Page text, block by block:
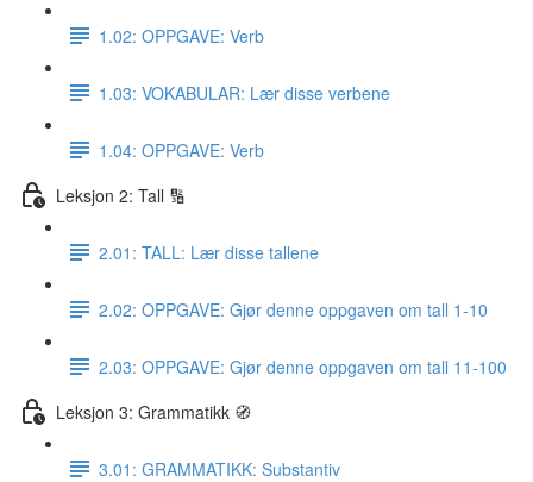
1.02: OPPGAVE: Verb
1.03: VOKABULAR: Lær disse verbene
1.04: OPPGAVE: Verb
Leksjon 2: Tall 🔢
2.01: TALL: Lær disse tallene
2.02: OPPGAVE: Gjør denne oppgaven om tall 1-10
2.03: OPPGAVE: Gjør denne oppgaven om tall 11-100
Leksjon 3: Grammatikk 🧭
3.01: GRAMMATIKK: Substantiv